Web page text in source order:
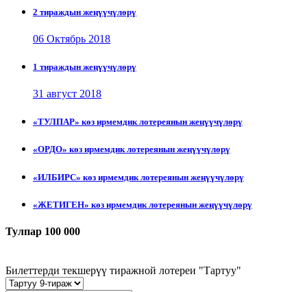
2 тираждын жеңүүчүлөрү
06 Октябрь 2018
1 тираждын жеңүүчүлөрү
31 август 2018
«ТУЛПАР» көз ирмемдик лотереянын жеңүүчүлөрү
«ОРДО» көз ирмемдик лотереянын жеңүүчүлөрү
«ИЛБИРС» көз ирмемдик лотереянын жеңүүчүлөрү
«ЖЕТИГЕН» көз ирмемдик лотереянын жеңүүчүлөрү
Тулпар 100 000
Билеттерди текшерүү тиражной лотереи "Тартуу"